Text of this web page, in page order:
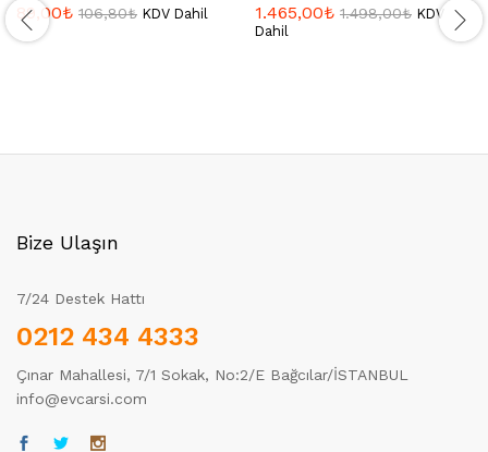
89,00₺ 106,80₺ KDV Dahil 1.465,00₺ 1.498,00₺ KDV
Dahil
Bize Ulaşın
7/24 Destek Hattı
0212 434 4333
Çınar Mahallesi, 7/1 Sokak, No:2/E Bağcılar/İSTANBUL
info@evcarsi.com